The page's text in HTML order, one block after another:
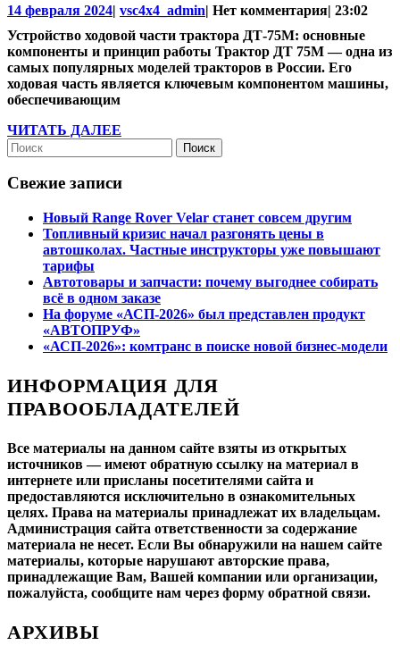
части
трактора
ДТ-75М:
основные
и
принцип
14 февраля 202414
2024
| vsc4x4_adminvsc4x4_admin
| Нет комментария| 23:02
Устройство ходовой части трактора ДТ-75М: основные
компоненты и принцип работы Трактор ДТ 75М — одна из
самых популярных моделей тракторов в России. Его
ходовая часть является ключевым компонентом машины,
обеспечивающим
ЧИТАТЬ ДАЛЕЕ
Найти:
Свежие записи
Новый Range Rover Velar станет совсем другим
Топливный кризис начал разгонять цены в
автошколах. Частные инструкторы уже повышают
тарифы
Автотовары и запчасти: почему выгоднее собирать
всё в одном заказе
На форуме «АСП-2026» был представлен продукт
«АВТОПРУФ»
«АСП-2026»: комтранс в поиске новой бизнес-модели
ИНФОРМАЦИЯ ДЛЯ
ПРАВООБЛАДАТЕЛЕЙ
Все материалы на данном сайте взяты из открытых
источников — имеют обратную ссылку на материал в
интернете или присланы посетителями сайта и
предоставляются исключительно в ознакомительных
целях. Права на материалы принадлежат их владельцам.
Администрация сайта ответственности за содержание
материала не несет. Если Вы обнаружили на нашем сайте
материалы, которые нарушают авторские права,
принадлежащие Вам, Вашей компании или организации,
пожалуйста, сообщите нам через форму обратной связи.
АРХИВЫ